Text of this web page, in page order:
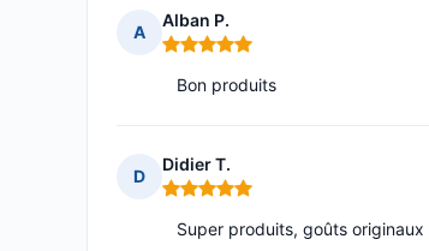
A
Alban P.
Note : 5 sur 5
Bon produits
D
Didier T.
Note : 5 sur 5
Super produits, goûts